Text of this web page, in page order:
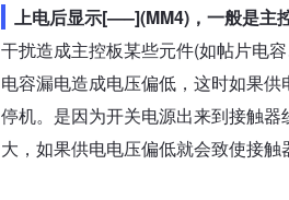
上电后显示[—–](MM4)，一般是主
干扰造成主控板某些元件(如帖片电
电容漏电造成电压偏低，这时如果
停机。是因为开关电源出来到接触
大，如果供电电压偏低就会致使接触